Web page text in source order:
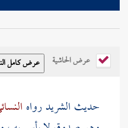
عرض الحاشية
حديث الشريدرواه